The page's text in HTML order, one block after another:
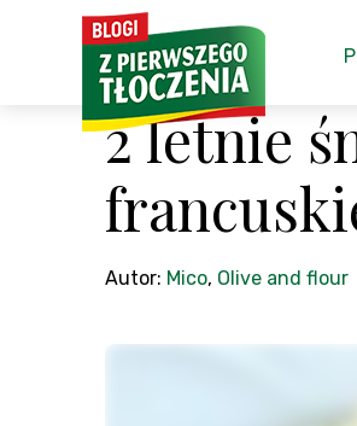
2 letnie
Autor: Mico, Olive and flour